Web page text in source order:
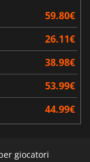
59.80€
26.11€
38.98€
53.99€
44.99€
giocatori